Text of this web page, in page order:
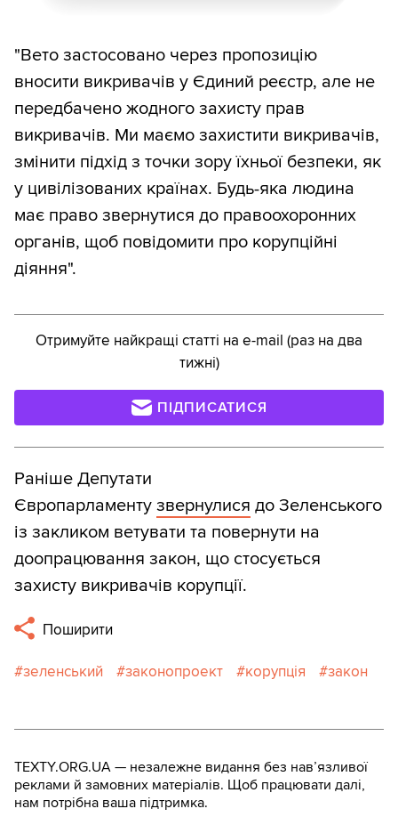
"Вето застосовано через пропозицію
вносити викривачів у Єдиний реєстр, але не
передбачено жодного захисту прав
викривачів. Ми маємо захистити викривачів,
змінити підхід з точки зору їхньої безпеки, як
у цивілізованих країнах. Будь-яка людина
має право звернутися до правоохоронних
органів, щоб повідомити про корупційні
діяння".
Отримуйте найкращі статті на e-mail (раз на два
тижні)
ПІДПИСАТИСЯ
Раніше Депутати
Європарламенту звернулися до Зеленського
із закликом ветувати та повернути на
доопрацювання закон, що стосується
захисту викривачів корупції.
Поширити
зеленський законопроект корупція закон
TEXTY.ORG.UA — незалежне видання без навʼязливої
реклами й замовних матеріалів. Щоб працювати далі,
нам потрібна ваша підтримка.